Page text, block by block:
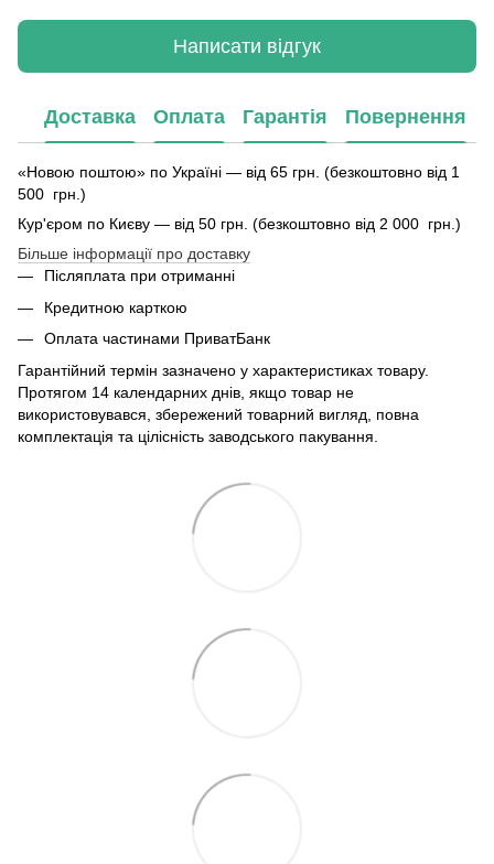
Написати відгук
Доставка Оплата Гарантія Повернення
«Новою поштою» по Україні — від 65 грн. (безкоштовно від 1
500 грн.)
Кур'єром по Києву — від 50 грн. (безкоштовно від 2 000 грн.)
Більше інформації про доставку
Післяплата при отриманні
Кредитною карткою
Оплата частинами ПриватБанк
Гарантійний термін зазначено у характеристиках товару.
Протягом 14 календарних днів, якщо товар не
використовувався, збережений товарний вигляд, повна
комплектація та цілісність заводського пакування.